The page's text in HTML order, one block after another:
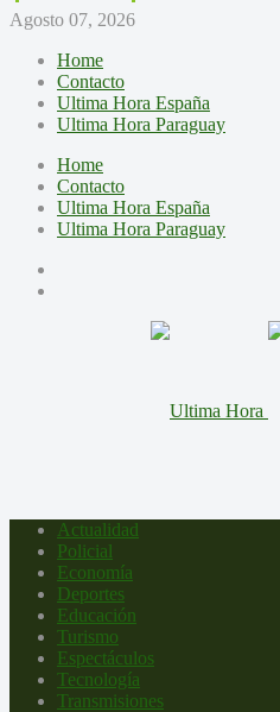
Agosto 07, 2026
Home
Contacto
Ultima Hora España
Ultima Hora Paraguay
Home
Contacto
Ultima Hora España
Ultima Hora Paraguay
Actualidad
Policial
Economía
Deportes
Educación
Turismo
Espectáculos
Tecnología
Transmisiones